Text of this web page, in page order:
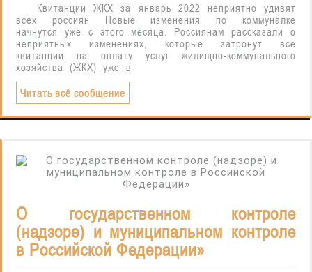
Квитанции ЖКХ за январь 2022 неприятно удивят
всех россиян Новые изменения по коммуналке
начнутся уже с этого месяца. Россиянам рассказали о
неприятных изменениях, которые затронут все
квитанции на оплату услуг жилищно-коммунального
хозяйства (ЖКХ) уже в
Читать всё сообщение
О государственном контроле
(надзоре) и муниципальном контроле
в Российской Федерации»